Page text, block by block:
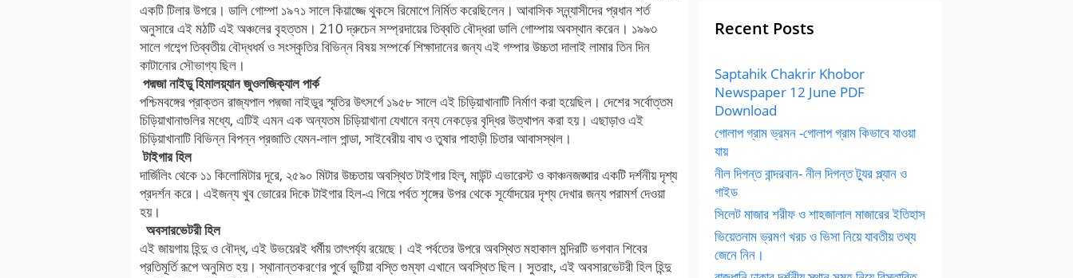
একটি টিলার উপরে। ডালি গোম্পা ১৯৭১ সালে কিয়াজ্জে থুকসে রিমোপে নির্মিত করেছিলেন। আবাসিক সন্ন্যাসীদের প্রধান শর্ত
অনুসারে এই মঠটি এই অঞ্চলের বৃহত্তম। 210 দ্রুচেন সম্প্রদায়ের তিব্বতি বৌদ্ধরা ডালি গোম্পায় অবস্থান করেন। ১৯৯৩
সালে গম্ব্পে তিব্বতীয় বৌদ্ধধর্ম ও সংস্কৃতির বিভিন্ন বিষয় সম্পর্কে শিক্ষাদানের জন্য এই গম্পার উচ্চতা দালাই লামার তিন দিন
কাটানোর সৌভাগ্য ছিল।
পদ্মজা নাইডু হিমালয়্যান জুওলজিক্যাল পার্ক
পশ্চিমবঙ্গের প্রাক্তন রাজ্যপাল পদ্মজা নাইডুর স্মৃতির উৎসর্গে ১৯৫৮ সালে এই চিড়িয়াখানাটি নির্মাণ করা হয়েছিল। দেশের সর্বোত্তম
চিড়িয়াখানাগুলির মধ্যে, এটিই এমন এক অন্যতম চিড়িয়াখানা যেখানে বন্য নেকড়ের বৃদ্ধির উত্থাপন করা হয়। এছাড়াও এই
চিড়িয়াখানাটি বিভিন্ন বিপন্ন প্রজাতি যেমন-লাল পান্ডা, সাইবেরীয় বাঘ ও তুষার পাহাড়ী চিতার আবাসস্থল।
টাইগার হিল
দার্জিলিং থেকে ১১ কিলোমিটার দূরে, ২৫৯০ মিটার উচ্চতায় অবস্থিত টাইগার হিল্, মাউন্ট এভারেস্ট ও কাঞ্চনজঙ্ঘার একটি দর্শনীয় দৃশ্য
প্রদর্শন করে। এইজন্য খুব ভোরের দিকে টাইগার হিল-এ গিয়ে পর্বত শৃঙ্গের উপর থেকে সূর্যোদয়ের দৃশ্য দেখার জন্য পরামর্শ দেওয়া
হয়।
অবসারভেটরী হিল
এই জায়গায় হিন্দু ও বৌদ্ধ, এই উভয়েরই ধর্মীয় তাৎপর্য্য রয়েছে। এই পর্বতের উপরে অবস্থিত মহাকাল মন্দিরটি ভগবান শিবের
প্রতিমূর্তি রূপে অনুমিত হয়। স্থানান্তকরণের পুর্বে ভুটিয়া বস্তি গুম্ফা এখানে অবস্থিত ছিল। সুতরাং, এই অবসারভেটরী হিল হিন্দু
Recent Posts
Saptahik Chakrir Khobor
Newspaper 12 June PDF
Download
গোলাপ গ্রাম ভ্রমন -গোলাপ গ্রাম কিভাবে যাওয়া
যায়
নীল দিগন্ত বান্দরবান- নীল দিগন্ত ট্যুর প্ল্যান ও
গাইড
সিলেট মাজার শরীফ ও শাহজালাল মাজারের ইতিহাস
ভিয়েতনাম ভ্রমণ খরচ ও ভিসা নিয়ে যাবতীয় তথ্য
জেনে নিন।